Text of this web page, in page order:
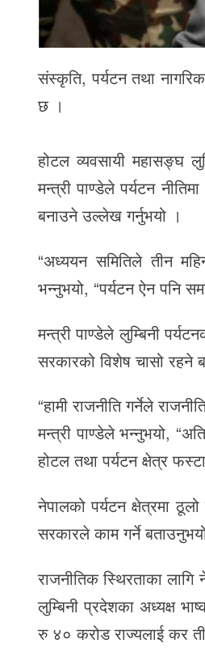
संस्कृति, पर्यटन तथा
छ ।
होटल व्यवसायी महासङ्घ
मन्त्री पाण्डेले पर्यटन
बनाउने उल्लेख गर्नुभयो ।
“अध्ययन समितिले तीन
भन्नुभयो, “पर्यटन ऐन पनि
मन्त्री पाण्डेले लुम्बिनी
सरकारको विशेष चासो रहने
“हामी राजनीति गर्नेले
मन्त्री पाण्डेले भन्नुभयो,
होटल तथा पर्यटन क्षेत्र
नेपालको पर्यटन क्षेत्रमा
सरकारले काम गर्ने
राजनीतिक स्थिरताका
लुम्बिनी प्रदेशका अध्यक्ष
रु ४० करोड राज्यलाई कर